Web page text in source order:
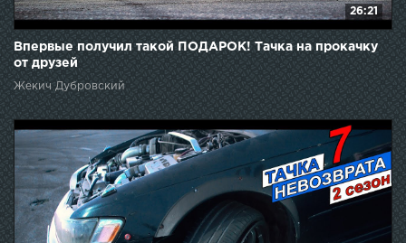
26:21
Впервые получил такой ПОДАРОК! Тачка на прокачку
от друзей
Жекич Дубровский